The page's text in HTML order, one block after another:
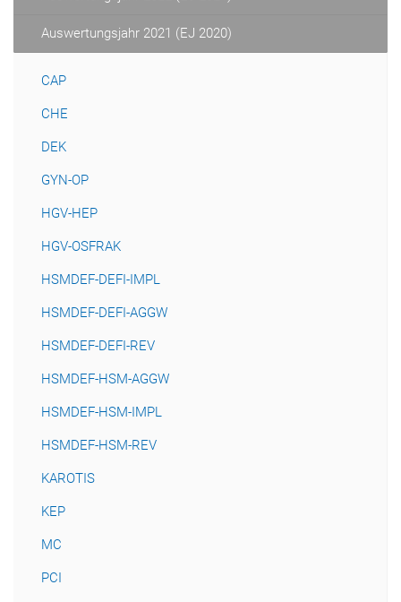
Auswertungsjahr 2021 (EJ 2020)
CAP
CHE
DEK
GYN-OP
HGV-HEP
HGV-OSFRAK
HSMDEF-DEFI-IMPL
HSMDEF-DEFI-AGGW
HSMDEF-DEFI-REV
HSMDEF-HSM-AGGW
HSMDEF-HSM-IMPL
HSMDEF-HSM-REV
KAROTIS
KEP
MC
PCI